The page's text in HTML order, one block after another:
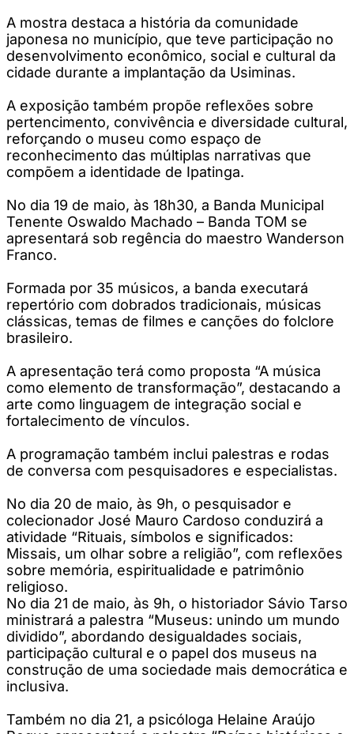
A mostra destaca a história da comunidade
japonesa no município, que teve participação no
desenvolvimento econômico, social e cultural da
cidade durante a implantação da Usiminas.
A exposição também propõe reflexões sobre
pertencimento, convivência e diversidade cultural,
reforçando o museu como espaço de
reconhecimento das múltiplas narrativas que
compõem a identidade de Ipatinga.
No dia 19 de maio, às 18h30, a Banda Municipal
Tenente Oswaldo Machado – Banda TOM se
apresentará sob regência do maestro Wanderson
Franco.
Formada por 35 músicos, a banda executará
repertório com dobrados tradicionais, músicas
clássicas, temas de filmes e canções do folclore
brasileiro.
A apresentação terá como proposta “A música
como elemento de transformação”, destacando a
arte como linguagem de integração social e
fortalecimento de vínculos.
A programação também inclui palestras e rodas
de conversa com pesquisadores e especialistas.
No dia 20 de maio, às 9h, o pesquisador e
colecionador José Mauro Cardoso conduzirá a
atividade “Rituais, símbolos e significados:
Missais, um olhar sobre a religião”, com reflexões
sobre memória, espiritualidade e patrimônio
religioso.
No dia 21 de maio, às 9h, o historiador Sávio Tarso
ministrará a palestra “Museus: unindo um mundo
dividido”, abordando desigualdades sociais,
participação cultural e o papel dos museus na
construção de uma sociedade mais democrática e
inclusiva.
Também no dia 21, a psicóloga Helaine Araújo